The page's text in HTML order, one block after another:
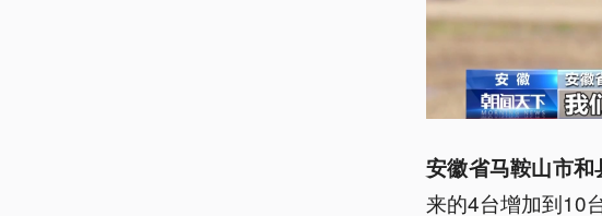
安徽省马鞍山市和
来的4台增加到10